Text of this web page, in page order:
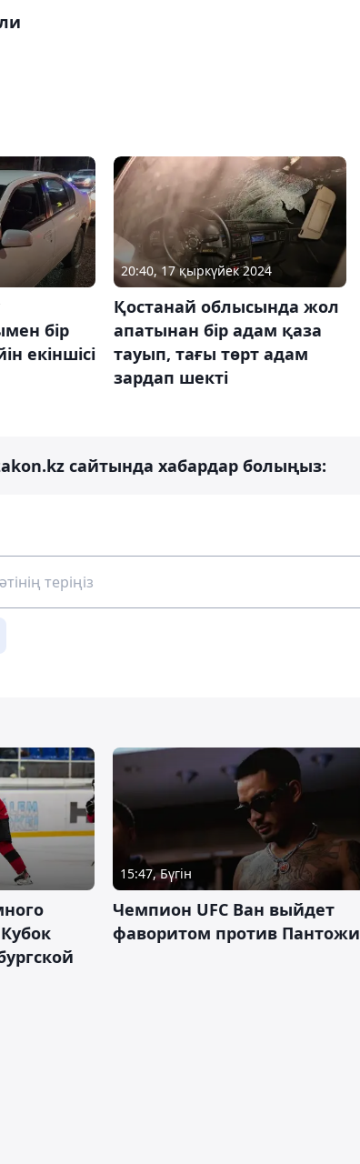
бір
екіншісі
20:40, 17 қыркүйек 2024
Қостанай облысында жол
апатынан бір адам қаза
тауып, тағы төрт адам
зардап шекті
сайтында хабардар болыңыз:
15:47, Бүгін
Чемпион UFC Ван выйдет
фаворитом против Пантожи